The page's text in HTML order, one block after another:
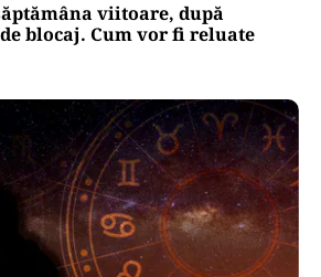
viitoare, după
blocaj. Cum vor fi reluate